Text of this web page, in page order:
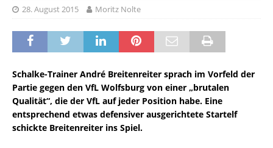
28. August 2015 Moritz Nolte
Schalke-Trainer André Breitenreiter sprach im Vorfeld der
Partie gegen den VfL Wolfsburg von einer „brutalen
Qualität“, die der VfL auf jeder Position habe. Eine
entsprechend etwas defensiver ausgerichtete Startelf
schickte Breitenreiter ins Spiel.